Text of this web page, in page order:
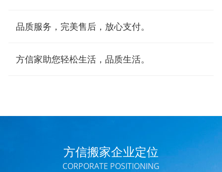
品质服务，完美售后，放心支付。
方信家助您轻松生活，品质生活。
方信搬家企业定位
CORPORATE POSITIONING